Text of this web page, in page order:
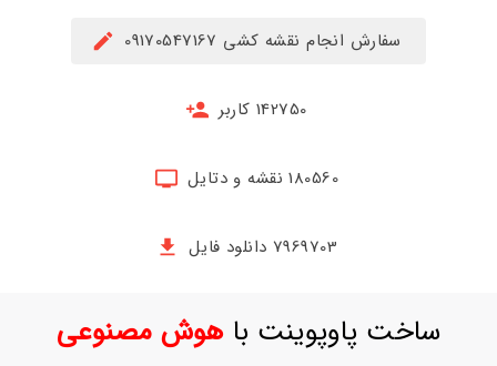
حساب
سفارش انجام نقشه کشی 09170547167
142750 کاربر
180560 نقشه و دتایل
7969703 دانلود فایل
ساخت پاوپوینت باهوش مصنوعی